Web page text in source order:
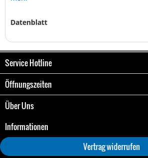
Datenblatt
Service Hotline
Öffnungszeiten
Über Uns
Informationen
Vertrag widerrufen